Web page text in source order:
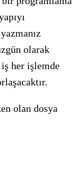
olarak
her işlemde
olan dosya